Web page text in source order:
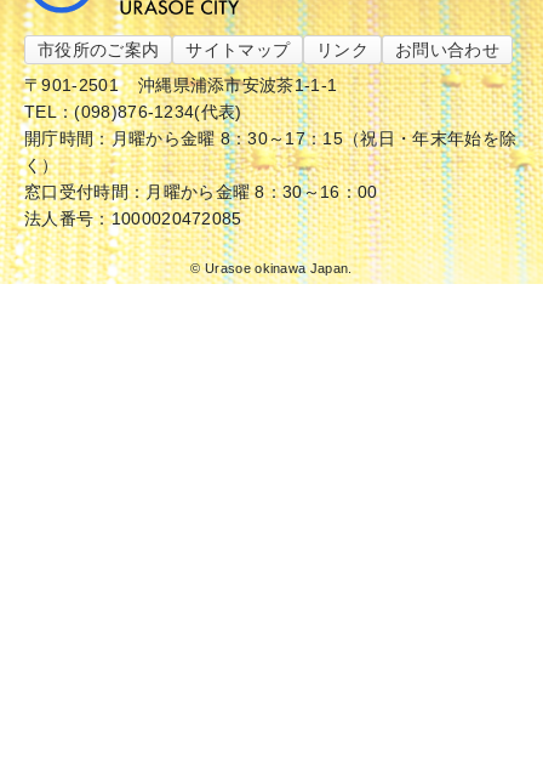
市役所のご案内 サイトマップ リンク
お問い合わせ
〒901-2501
沖縄県浦添市安波茶1-1-1
TEL：(098)876-1234(代表)
開庁時間：月曜から金曜 8：30～17：15（祝日・年末年始を除
く）
窓口受付時間：月曜から金曜 8：30～16：00
法人番号：1000020472085
© Urasoe okinawa Japan.